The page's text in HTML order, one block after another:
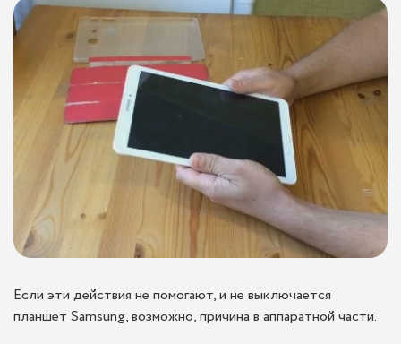
Если эти действия не помогают, и не выключается
планшет Samsung, возможно, причина в аппаратной части.